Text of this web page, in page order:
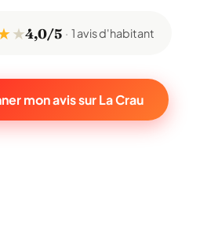
★4,0/5 1 avis d'habitant
mon avis sur La Crau